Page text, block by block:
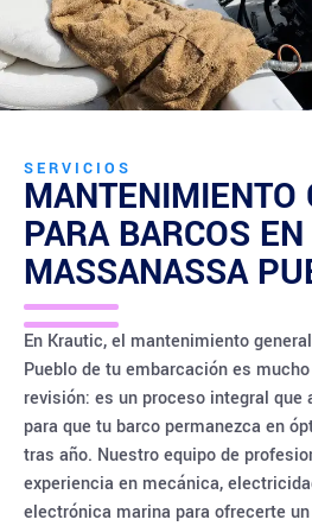
SERVICIOS
MANTENIMIENTO
PARA BARCOS EN
MASSANASSA
En Krautic, el mantenimiento
Pueblo de tu embarcación es
revisión: es un proceso integral que
para que tu barco permanezca en
tras año. Nuestro equipo de
experiencia en mecánica,
electrónica marina para ofrecerte